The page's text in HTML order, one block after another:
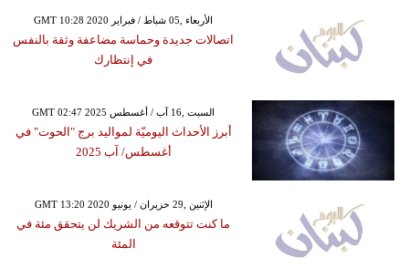
GMT 10:28 2020 الأربعاء ,05 شباط / فبراير
اتصالات جديدة وحماسة مضاعفة وثقة بالنفس
في إنتظارك
GMT 02:47 2025 السبت ,16 آب / أغسطس
أبرز الأحداث اليوميّة لمواليد برج "الحوت" في
أغسطس/ آب 2025
GMT 13:20 2020 الإثنين ,29 حزيران / يونيو
ما كنت تتوقعه من الشريك لن يتحقق مئة في
المئة